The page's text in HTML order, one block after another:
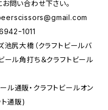
問い合わせ下さい。
ｰ1011
池尻大橋（クラフトビールバ
ール角打ち＆クラフトビール
通販・クラフトビールオン
ト通販)